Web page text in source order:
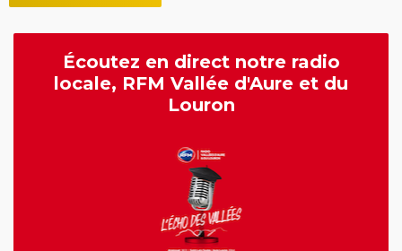
Écoutez en direct notre radio
locale, RFM Vallée d'Aure et du
Louron